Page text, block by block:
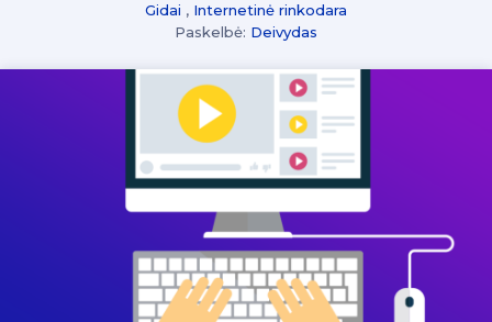
Gidai , Internetinė rinkodara
Paskelbė: Deivydas